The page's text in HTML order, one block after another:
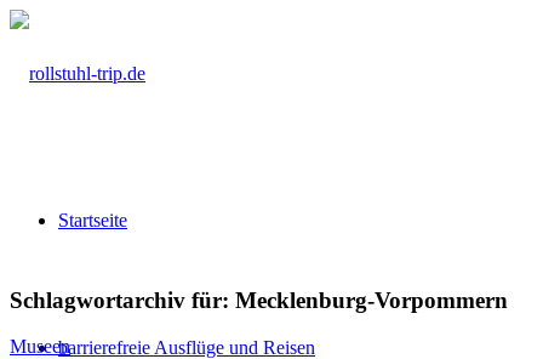
Startseite
barrierefreie Ausflüge und Reisen
Schlagwortarchiv für: Mecklenburg-Vorpommern
Museen